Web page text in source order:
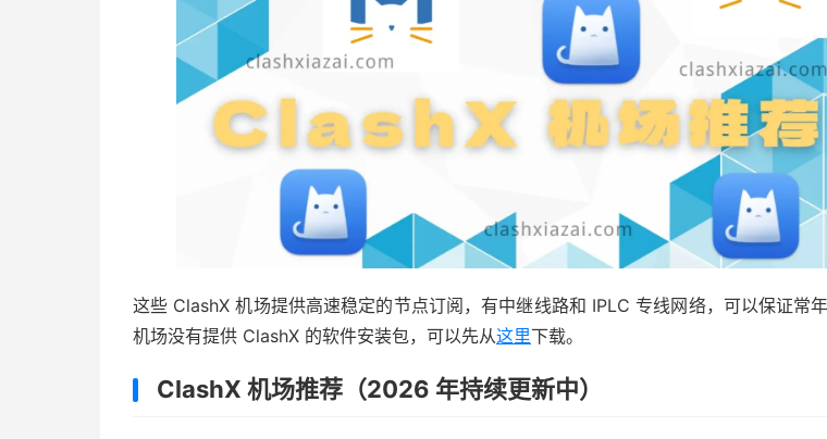
这些 ClashX 机场提供高速稳定的节点订阅，有中继线路和 IPLC 专线网络，可以保证常
机场没有提供 ClashX 的软件安装包，可以先从这里下载。
ClashX 机场推荐（2026 年持续更新中）